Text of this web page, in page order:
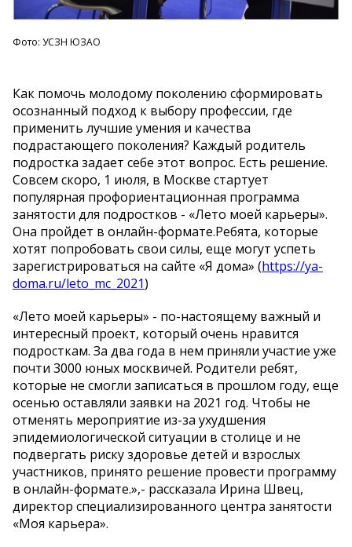
Фото: УСЗН ЮЗАО
Как помочь молодому поколению сформировать
осознанный подход к выбору профессии, где
применить лучшие умения и качества
подрастающего поколения? Каждый родитель
подростка задает себе этот вопрос. Есть решение.
Совсем скоро, 1 июля, в Москве стартует
популярная профориентационная программа
занятости для подростков - «Лето моей карьеры».
Она пройдет в онлайн-формате.Ребята, которые
хотят попробовать свои силы, еще могут успеть
зарегистрироваться на сайте «Я дома» (https://ya-
doma.ru/leto_mc_2021)
«Лето моей карьеры» - по-настоящему важный и
интересный проект, который очень нравится
подросткам. За два года в нем приняли участие уже
почти 3000 юных москвичей. Родители ребят,
которые не смогли записаться в прошлом году, еще
осенью оставляли заявки на 2021 год. Чтобы не
отменять мероприятие из-за ухудшения
эпидемиологической ситуации в столице и не
подвергать риску здоровье детей и взрослых
участников, принято решение провести программу
в онлайн-формате.»,- рассказала Ирина Швец,
директор специализированного центра занятости
«Моя карьера».